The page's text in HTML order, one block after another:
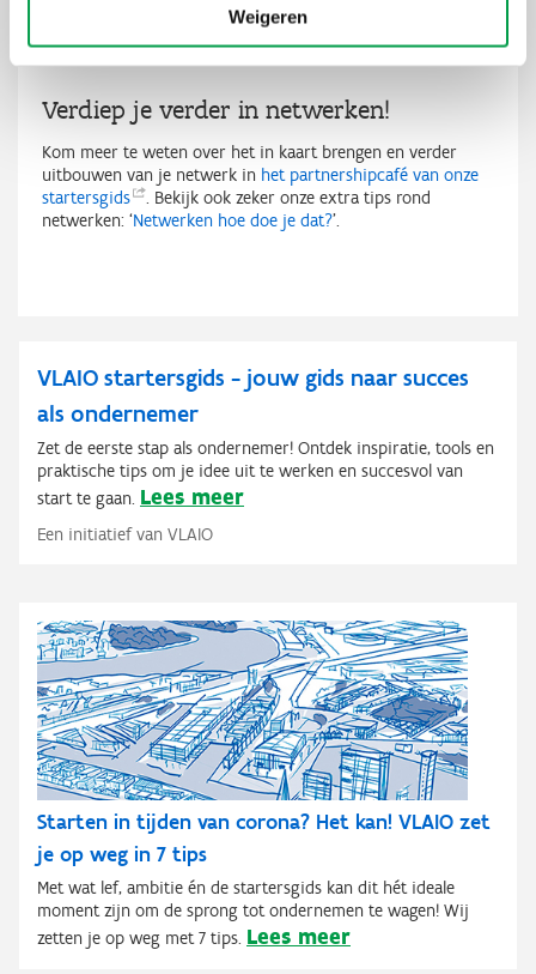
Weigeren
Verdiep je verder in netwerken!
Kom meer te weten over het in kaart brengen en verder
uitbouwen van je netwerk in het partnershipcafé van onze
startersgids
. Bekijk ook zeker onze extra tips rond
netwerken: ‘Netwerken hoe doe je dat?’.
VLAIO startersgids - jouw gids naar succes
als ondernemer
Zet de eerste stap als ondernemer! Ontdek inspiratie, tools en
praktische tips om je idee uit te werken en succesvol van
start te gaan. Lees meer
Een initiatief van VLAIO
Starten in tijden van corona? Het kan! VLAIO zet
je op weg in 7 tips
Met wat lef, ambitie én de startersgids kan dit hét ideale
moment zijn om de sprong tot ondernemen te wagen! Wij
zetten je op weg met 7 tips. Lees meer